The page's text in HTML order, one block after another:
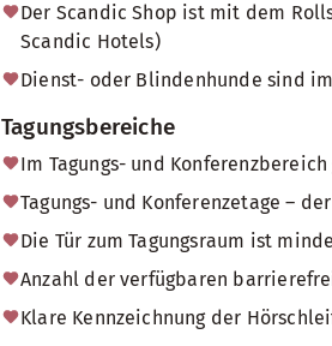
Der Scandic Shop ist mit dem
Scandic Hotels)
Dienst- oder Blindenhunde sind
Tagungsbereiche
Im Tagungs- und
Tagungs- und Konferenzetage –
Die Tür zum Tagungsraum ist
Anzahl der verfügbaren
Klare Kennzeichnung der